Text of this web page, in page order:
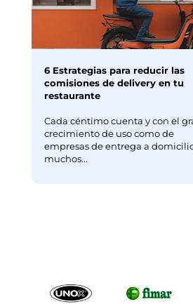
6 Estrategias para reducir las
comisiones de delivery en tu
restaurante
Cada céntimo cuenta y con el
crecimiento de uso como de
empresas de entrega a
muchos...